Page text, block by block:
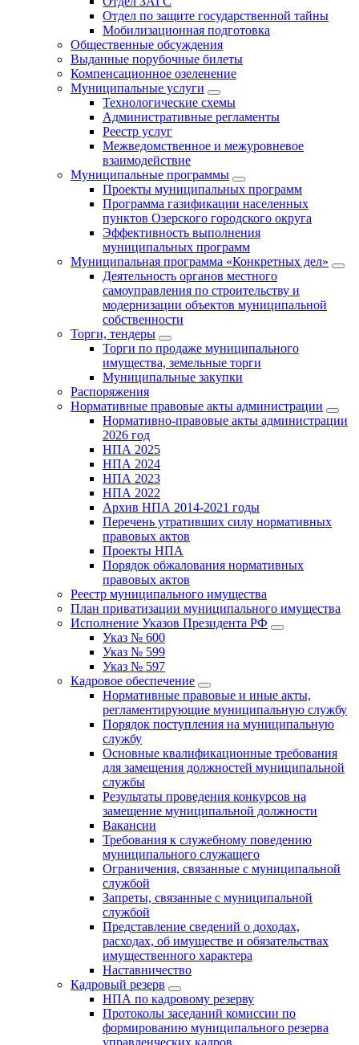
Отдел по защите государственной тайны
Мобилизационная подготовка
Общественные обсуждения
Выданные порубочные билеты
Компенсационное озеленение
Муниципальные услуги
Технологические схемы
Административные регламенты
Реестр услуг
Межведомственное и межуровневое
взаимодействие
Муниципальные программы
Проекты муниципальных программ
Программа газификации населенных
пунктов Озерского городского округа
Эффективность выполнения
муниципальных программ
Муниципальная программа «Конкретных дел»
Деятельность органов местного
самоуправления по строительству и
модернизации объектов муниципальной
собственности
Торги, тендеры
Торги по продаже муниципального
имущества, земельные торги
Муниципальные закупки
Распоряжения
Нормативные правовые акты администрации
Нормативно-правовые акты администрации
2026 год
НПА 2025
НПА 2024
НПА 2023
НПА 2022
Архив НПА 2014-2021 годы
Перечень утративших силу нормативных
правовых актов
Проекты НПА
Порядок обжалования нормативных
правовых актов
Реестр муниципального имущества
План приватизации муниципального имущества
Исполнение Указов Президента РФ
Указ № 600
Указ № 599
Указ № 597
Кадровое обеспечение
Нормативные правовые и иные акты,
регламентирующие муниципальную службу
Порядок поступления на муниципальную
службу
Основные квалификационные требования
для замещения должностей муниципальной
службы
Результаты проведения конкурсов на
замещение муниципальной должности
Вакансии
Требования к служебному поведению
муниципального служащего
Ограничения, связанные с муниципальной
службой
Запреты, связанные с муниципальной
службой
Представление сведений о доходах,
расходах, об имуществе и обязательствах
имущественного характера
Наставничество
Кадровый резерв
НПА по кадровому резерву
Протоколы заседаний комиссии по
формированию муниципального резерва